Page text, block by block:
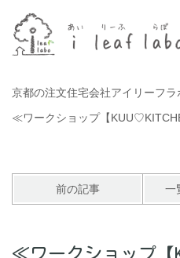
京都の注文住宅会社アイリーフラ
≪ワークショップ【
前の記事 一
≪ワークショップ【